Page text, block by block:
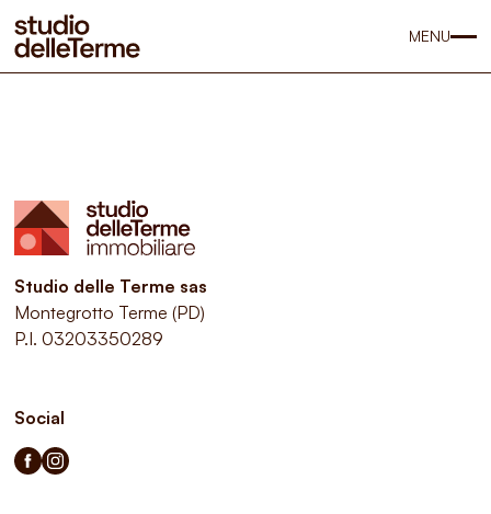
MENU
Studio delle Terme sas
Montegrotto Terme (PD)
P.I. 03203350289
Social